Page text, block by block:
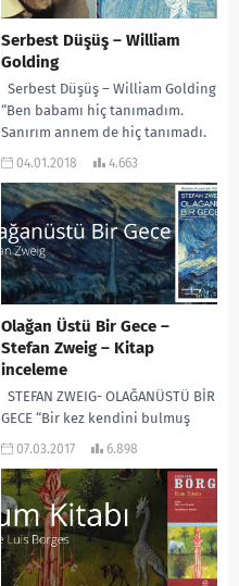
Serbest Düşüş – William
Golding
Serbest Düşüş – William Golding
“Ben babamı hiç tanımadım.
Sanırım annem de hiç tanımadı.
Tabi ki emin olamam ama...
04.01.2018 4.663
Olağan Üstü Bir Gece –
Stefan Zweig – Kitap
inceleme
STEFAN ZWEIG- OLAĞANÜSTÜ BİR
GECE “Bir kez kendini bulmuş
olan kişinin bu yeryüzünde
07.03.2017 6.898